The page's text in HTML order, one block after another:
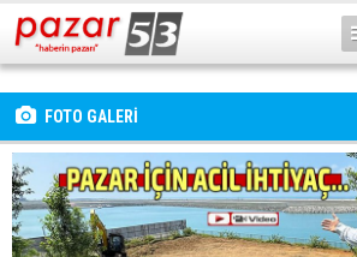
FOTO GALERİ